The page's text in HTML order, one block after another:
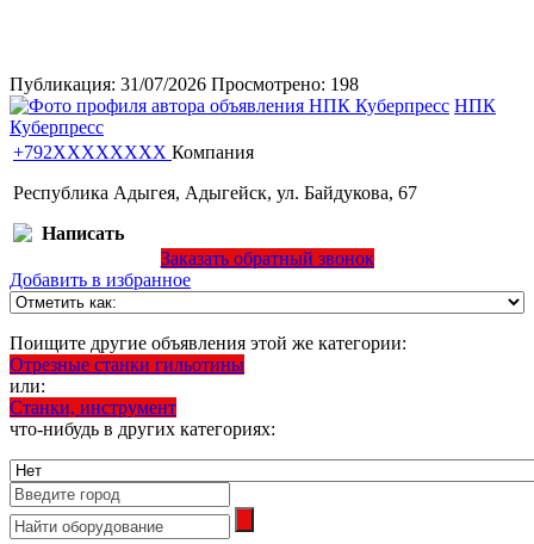
Публикация: 31/07/2026 Просмотрено: 198
НПК
Куберпресс
+792XXXXXXXX Компания
Республика Адыгея, Адыгейск, ул. Байдукова, 67
Написать
Заказать обратный звонок
Добавить в избранное
Поищите другие объявления этой же категории:
Отрезные станки гильотины
или:
Станки, инструмент
что-нибудь в других категориях: